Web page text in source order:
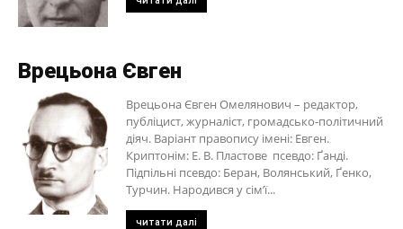
Врецьона Євген
Врецьона Євген Омелянович – редактор,
публіцист, журналіст, громадсько-політичний
діяч. Варіант правопису імені: Евген.
Криптонім: Е. В. Пластове псевдо: Ґанді.
Підпільні псевдо: Беран, Волянський, Ґенко,
Турчин. Народився у сім’ї...
читати далі